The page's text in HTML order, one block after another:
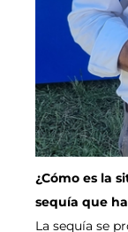
¿Cómo es la
sequía que
La sequía se